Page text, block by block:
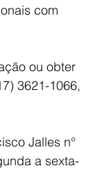
com
ou obter
3621-1066,
Jalles n°
a sexta-